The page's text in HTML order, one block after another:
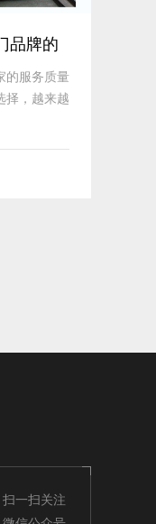
品牌的
的服务质量
择，越来越
扫一扫关注